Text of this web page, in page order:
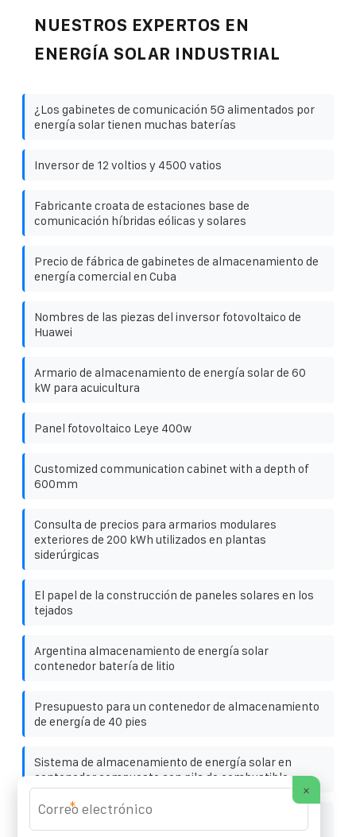
NUESTROS EXPERTOS EN
ENERGÍA SOLAR INDUSTRIAL
¿Los gabinetes de comunicación 5G alimentados por
energía solar tienen muchas baterías
Inversor de 12 voltios y 4500 vatios
Fabricante croata de estaciones base de
comunicación híbridas eólicas y solares
Precio de fábrica de gabinetes de almacenamiento de
energía comercial en Cuba
Nombres de las piezas del inversor fotovoltaico de
Huawei
Armario de almacenamiento de energía solar de 60
kW para acuicultura
Panel fotovoltaico Leye 400w
Customized communication cabinet with a depth of
600mm
Consulta de precios para armarios modulares
exteriores de 200 kWh utilizados en plantas
siderúrgicas
El papel de la construcción de paneles solares en los
tejados
Argentina almacenamiento de energía solar
contenedor batería de litio
Presupuesto para un contenedor de almacenamiento
de energía de 40 pies
Sistema de almacenamiento de energía solar en
contenedor compuesto con pila de combustible
Which is better a standard power scale photovoltaic
integrated energy storage cabinet
×
*